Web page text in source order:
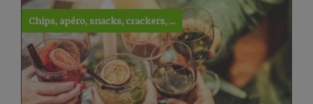
Chips, apéro, snacks, crackers, ...